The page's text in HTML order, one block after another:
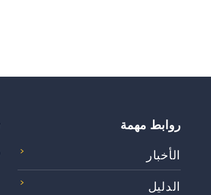
روابط مهمة
الأخبار
الدليل